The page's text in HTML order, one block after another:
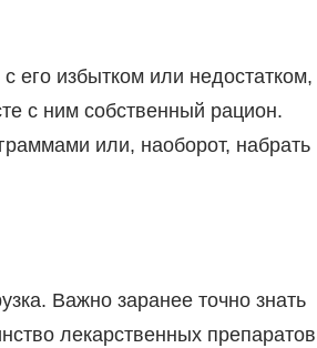
его избытком или недостатком,
с ним собственный рацион.
или, наоборот, набрать
Важно заранее точно знать
лекарственных препаратов